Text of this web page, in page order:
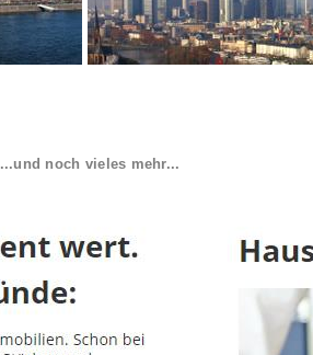
...und noch vieles mehr...